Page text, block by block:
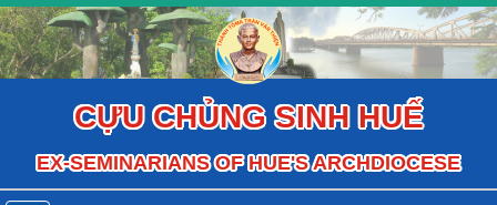
CỰU CHỦNG SINH HUẾ
EX-SEMINARIANS OF HUE'S ARCHDIOCESE